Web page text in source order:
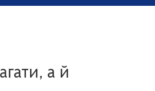
а й